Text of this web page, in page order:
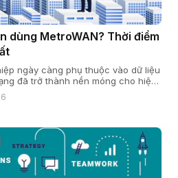
dùng MetroWAN? Thời điểm
ngày càng phụ thuộc vào dữ liệu
đã trở thành nền móng cho hiệu
tranh. Khi quy mô mở rộng, chi
mật, ổn định ngày càng cao,